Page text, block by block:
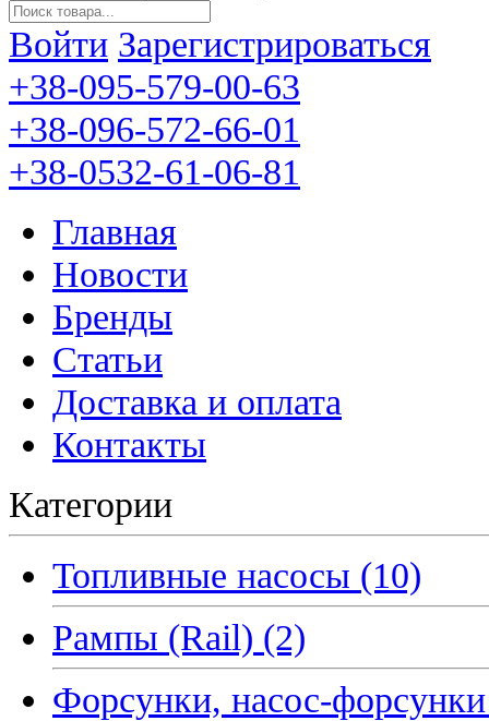
Войти Зарегистрироваться
+38-095-579-00-63
+38-096-572-66-01
+38-0532-61-06-81
Главная
Новости
Бренды
Статьи
Доставка и оплата
Контакты
Категории
Топливные насосы (10)
Рампы (Rail) (2)
Форсунки, насос-